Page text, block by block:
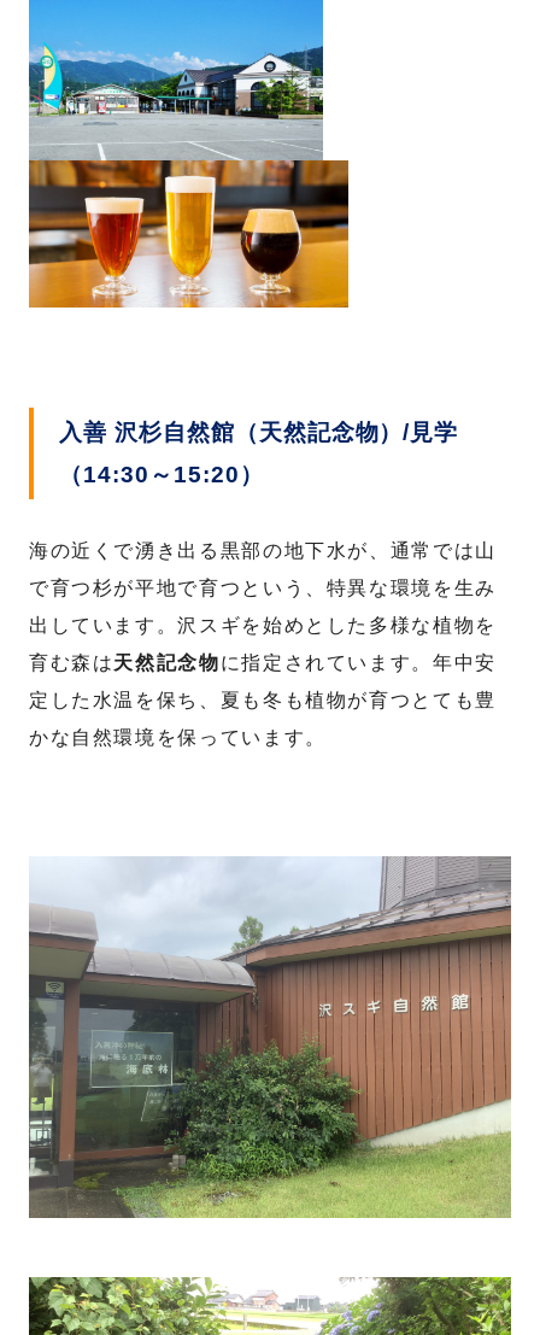
入善 沢杉自然館（天然記念物）/見学
（14:30～15:20）
海の近くで湧き出る黒部の地下水が、通常では山
で育つ杉が平地で育つという、特異な環境を生み
出しています。沢スギを始めとした多様な植物を
育む森は天然記念物に指定されています。年中安
定した水温を保ち、夏も冬も植物が育つとても豊
かな自然環境を保っています。